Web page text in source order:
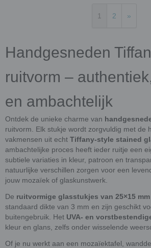
1 2 »
Handgesneden
ruitvorm –
en ambachtelijk
Ontdek de unieke charme van
ruitvorm. Elk stukje wordt zorgvuldig met de
vakmensen uit echt Tiffany-style stained
ambachtelijke proces heeft ieder ruitje een
subtiele variaties in kleur, patroon en
natuurlijke verschillen zorgen voor een
jouw mozaïek of glaskunstwerk.
De ruitvormige glasstukjes van 25×15 mm
standaard dikte van 3 mm en zijn geschikt
buitengebruik. Het UVA- en
kleur en glans, zelfs onder wisselende
Of je nu werkt aan een mozaïektafel,